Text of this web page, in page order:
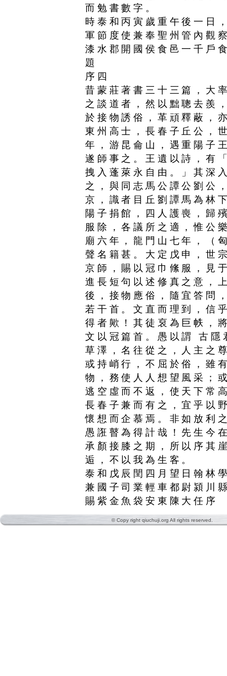
而勉書數字。
時泰和丙寅歲重午後一日
軍節度使兼奉聖州管內觀
漆水郡開國侯食邑一千戶
題
序四
昔蒙莊著書三十三篇，大
之談道者，然以黜聰去羨
於接物誘俗，革頑釋蔽，
東州高士，長春子丘公，
年，游昆侖山，遇重陽子
遂師事之。王遺以詩，有
拽入蓬萊永自由。」其深
之，與同志馬公譚公劉公
京，識者目丘劉譚馬為林
陽子捐館，四人護喪，歸
服除，各議所之適，惟公
廟六年，龍門山七年，（
聲名籍甚。大定戊申，世
京師，賜以冠巾絛服，見
進長短句以述修真之意，
後，接物應俗，隨宜答問
若干首。文直而理到，信
得者歟！其徒裒為巨帙，
文以冠篇首。愚以謂 古隱
草澤，名往從之，人主之
或持峭行，不屈於俗，雖
物，務使人人想望風采；
逃空虛而不返，使天下常
長春子兼而有之，宜乎以
懷想而企慕焉。非如放利
愚誑瞽為得計哉！先生今
承顏接膝之期，所以序其
逅，不以我為生客。
泰和戊辰閏四月望日翰林
兼國子司業輕車都尉潁川
賜紫金魚袋安東陳大任序
© Copy right qiuchuji.org All rights reserved.